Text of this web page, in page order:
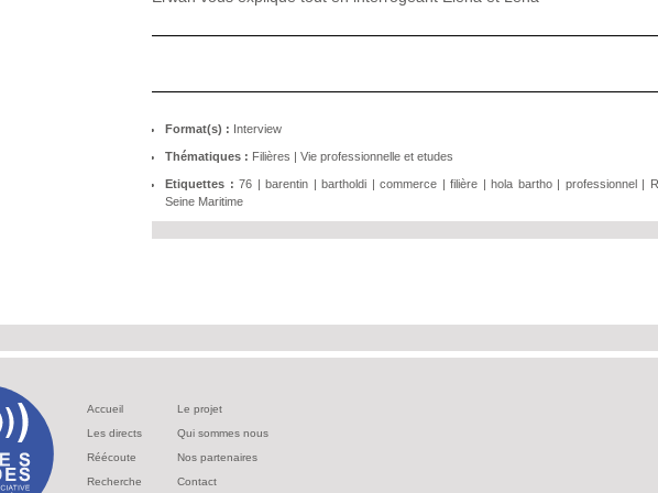
Format(s) : Interview
Thématiques : Filières | Vie professionnelle et etudes
Etiquettes : 76 | barentin | bartholdi | commerce | filière | hola bartho| professionnel|
Seine Maritime
Accueil
Les directs
Réécoute
Recherche
Le projet
Qui sommes nous
Nos partenaires
Contact